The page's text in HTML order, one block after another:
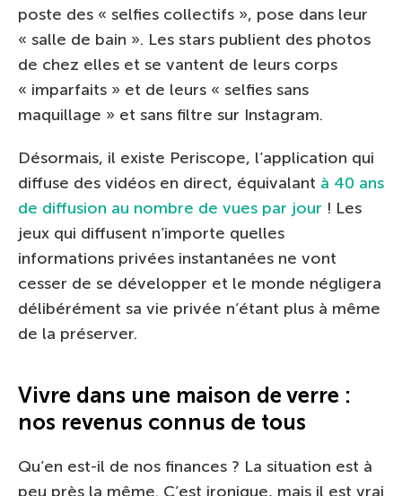
poste des « selfies collectifs », pose dans leur
« salle de bain ». Les stars publient des photos
de chez elles et se vantent de leurs corps
« imparfaits » et de leurs « selfies sans
maquillage » et sans filtre sur Instagram.
Désormais, il existe Periscope, l’application qui
diffuse des vidéos en direct, équivalant à 40 ans
de diffusion au nombre de vues par jour ! Les
jeux qui diffusent n’importe quelles
informations privées instantanées ne vont
cesser de se développer et le monde négligera
délibérément sa vie privée n’étant plus à même
de la préserver.
Vivre dans une maison de verre :
nos revenus connus de tous
Qu’en est-il de nos finances ? La situation est à
peu près la même. C’est ironique, mais il est vrai